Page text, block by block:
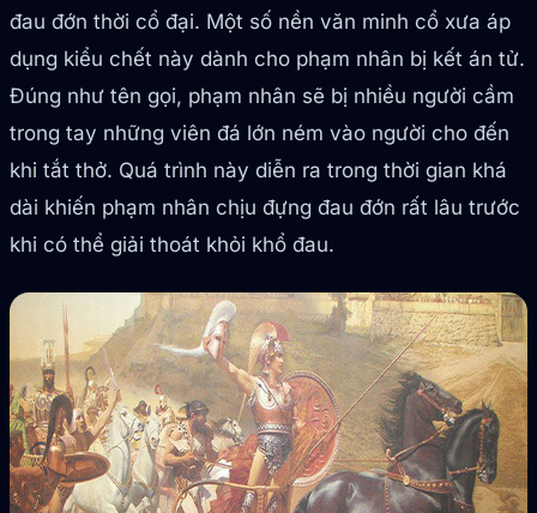
đau đớn thời cổ đại. Một số nền văn minh cổ xưa áp
dụng kiểu chết này dành cho phạm nhân bị kết án tử.
Đúng như tên gọi, phạm nhân sẽ bị nhiều người cầm
trong tay những viên đá lớn ném vào người cho đến
khi tắt thở. Quá trình này diễn ra trong thời gian khá
dài khiến phạm nhân chịu đựng đau đớn rất lâu trước
khi có thể giải thoát khỏi khổ đau.